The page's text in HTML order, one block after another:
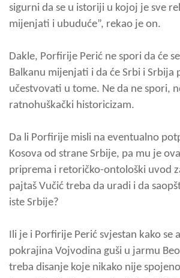
sigurni da se u istoriji u kojoj je sve
mijenjati i ubuduće”, rekao je on.
Dakle, Porfirije Perić ne spori da će
Balkanu mijenjati i da će Srbi i Srbija
učestvovati u tome. Ne da ne spori,
ratnohuškački historicizam.
Da li Porfirije misli na eventualno
Kosova od strane Srbije, pa mu je
priprema i retoričko-ontološki uvod
pajtaš Vučić treba da uradi i da
iste Srbije?
Ili je i Porfirije Perić svjestan kako se
pokrajina Vojvodina guši u jarmu
treba disanje koje nikako nije